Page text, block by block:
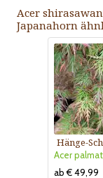
Acer
Japanahorn
Hänge-
ab € 49,99